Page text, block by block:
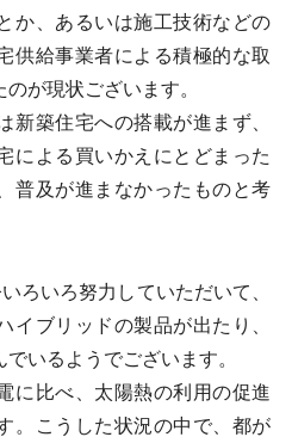
か、あるいは施工技術などの
供給事業者による積極的な取
が現状ございます。
築住宅への搭載が進まず、
による買いかえにとどまった
普及が進まなかったものと考
ろいろ努力していただいて、
イブリッドの製品が出たり、
いるようでございます。
に比べ、太陽熱の利用の促進
。こうした状況の中で、都が